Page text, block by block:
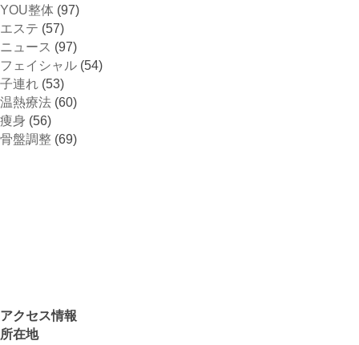
YOU整体 (97)
エステ (57)
ニュース (97)
フェイシャル (54)
子連れ (53)
温熱療法 (60)
痩身 (56)
骨盤調整 (69)
アクセス情報
所在地